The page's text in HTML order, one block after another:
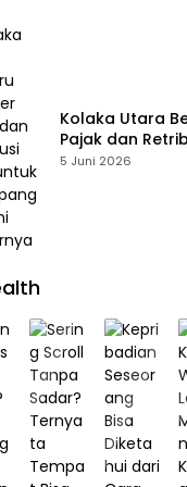
Kolaka Utara
Pajak dan
Menopang
5 Juni 2026